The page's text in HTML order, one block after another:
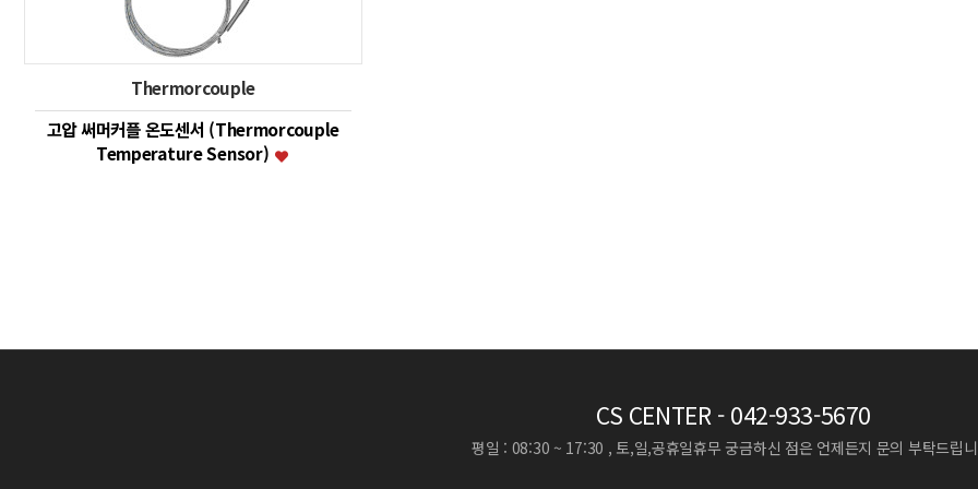
Thermorcouple
고압 써머커플 온도센서 (Thermorcouple
Temperature Sensor)
CS CENTER- 042-933-5670
평일 : 08:30 ~ 17:30 , 토,일,공휴일휴무 궁금하신 점은 언제든지 문의 부탁드립